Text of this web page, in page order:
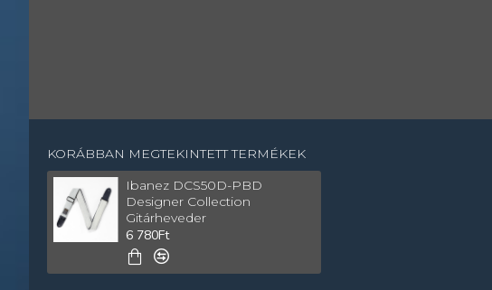
KORÁBBAN MEGTEKINTETT TERMÉKEK
Ibanez DCS50D-PBD
Designer Collection
Gitárheveder
6 780Ft